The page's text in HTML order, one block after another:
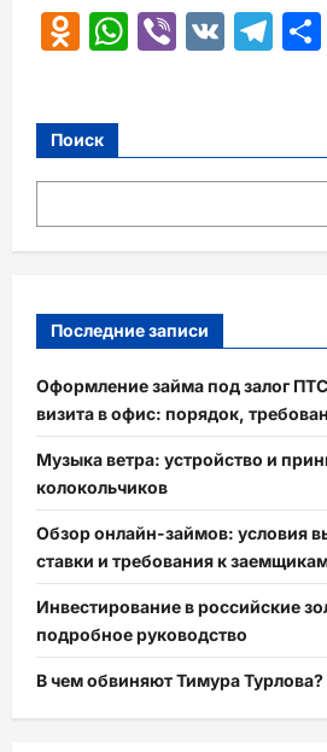
Odnoklassniki
WhatsApp
Viber
VK
Поиск
Последние записи
Оформление займа под залог
визита в офис: порядок,
Музыка ветра: устройство и
колокольчиков
Обзор онлайн-займов: условия
ставки и требования к
Инвестирование в российские
подробное руководство
В чем обвиняют Тимура Турлова?